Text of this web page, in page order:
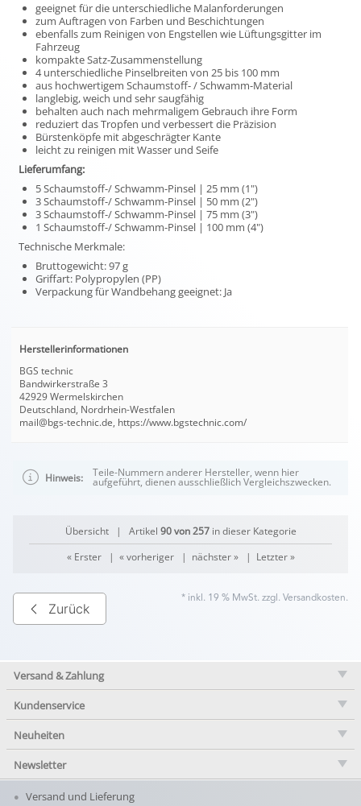
geeignet für die unterschiedliche Malanforderungen
zum Auftragen von Farben und Beschichtungen
ebenfalls zum Reinigen von Engstellen wie Lüftungsgitter im
Fahrzeug
kompakte Satz-Zusammenstellung
4 unterschiedliche Pinselbreiten von 25 bis 100 mm
aus hochwertigem Schaumstoff- / Schwamm-Material
langlebig, weich und sehr saugfähig
behalten auch nach mehrmaligem Gebrauch ihre Form
reduziert das Tropfen und verbessert die Präzision
Bürstenköpfe mit abgeschrägter Kante
leicht zu reinigen mit Wasser und Seife
Lieferumfang:
5 Schaumstoff-/ Schwamm-Pinsel | 25 mm (1")
3 Schaumstoff-/ Schwamm-Pinsel | 50 mm (2")
3 Schaumstoff-/ Schwamm-Pinsel | 75 mm (3")
1 Schaumstoff-/ Schwamm-Pinsel | 100 mm (4")
Technische Merkmale:
Bruttogewicht: 97 g
Griffart: Polypropylen (PP)
Verpackung für Wandbehang geeignet: Ja
Herstellerinformationen
BGS technic
Bandwirkerstraße 3
42929 Wermelskirchen
Deutschland, Nordrhein-Westfalen
mail@bgs-technic.de, https://www.bgstechnic.com/
Hinweis: Teile-Nummern anderer Hersteller, wenn hier
aufgeführt, dienen ausschließlich Vergleichszwecken.
Übersicht| Artikel 90 von 257in dieser Kategorie
« Erster| « vorheriger| nächster »| Letzter »
Zurück
* inkl. 19 % MwSt. zzgl. Versandkosten.
Versand & Zahlung
Kundenservice
Neuheiten
Newsletter
Versand und Lieferung